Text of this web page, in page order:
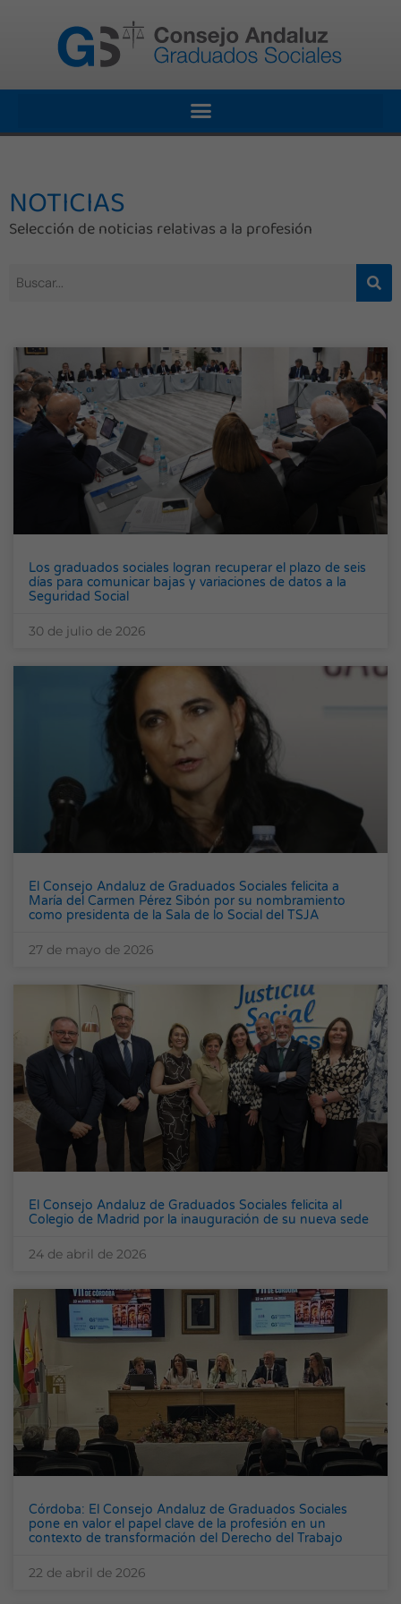
NOTICIAS
Selección de noticias relativas a la profesión
Los graduados sociales logran recuperar el plazo de seis
días para comunicar bajas y variaciones de datos a la
Seguridad Social
30 de julio de 2026
El Consejo Andaluz de Graduados Sociales felicita a
María del Carmen Pérez Sibón por su nombramiento
como presidenta de la Sala de lo Social del TSJA
27 de mayo de 2026
El Consejo Andaluz de Graduados Sociales felicita al
Colegio de Madrid por la inauguración de su nueva sede
24 de abril de 2026
Córdoba: El Consejo Andaluz de Graduados Sociales
pone en valor el papel clave de la profesión en un
contexto de transformación del Derecho del Trabajo
22 de abril de 2026